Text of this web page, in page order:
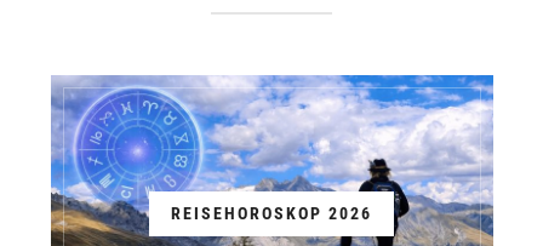
REISEHOROSKOP 2026